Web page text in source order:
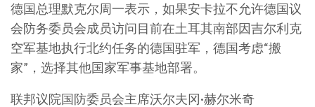
德国总理默克尔周一表示，如果安卡拉不允许德国议
会防务委员会成员访问目前在土耳其南部因吉尔利克
空军基地执行北约任务的德国驻军，德国考虑“搬
家”，选择其他国家军事基地部署。
联邦议院国防委员会主席沃尔夫冈·赫尔米奇